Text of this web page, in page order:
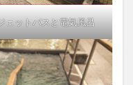
ェットバスと電気風呂